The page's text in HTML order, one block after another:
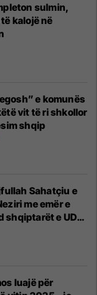
sulmin,
kalojë në
e komunës
vit të ri shkollor
shqip
Sahatçiu e
me emër e
shqiptarët e UDB-
luajë për